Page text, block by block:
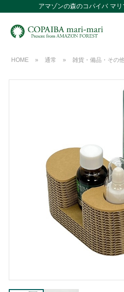
アマゾンの森のコパイバ マ
HOME » 通常 » 雑貨・備品・その